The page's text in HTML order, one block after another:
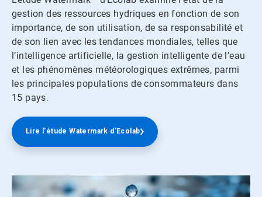
gestion des ressources hydriques en fonction de son
importance, de son utilisation, de sa responsabilité et
de son lien avec les tendances mondiales, telles que
l’intelligence artificielle, la gestion intelligente de l’eau
et les phénomènes météorologiques extrêmes, parmi
les principales populations de consommateurs dans
15 pays.
Lire l'étude Watermark d'Ecolab